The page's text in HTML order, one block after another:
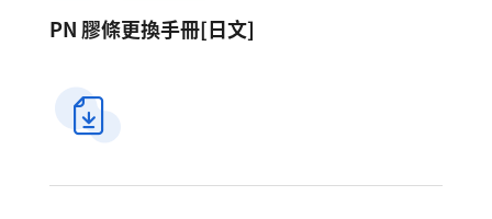
PN 膠條更換手冊[日文]